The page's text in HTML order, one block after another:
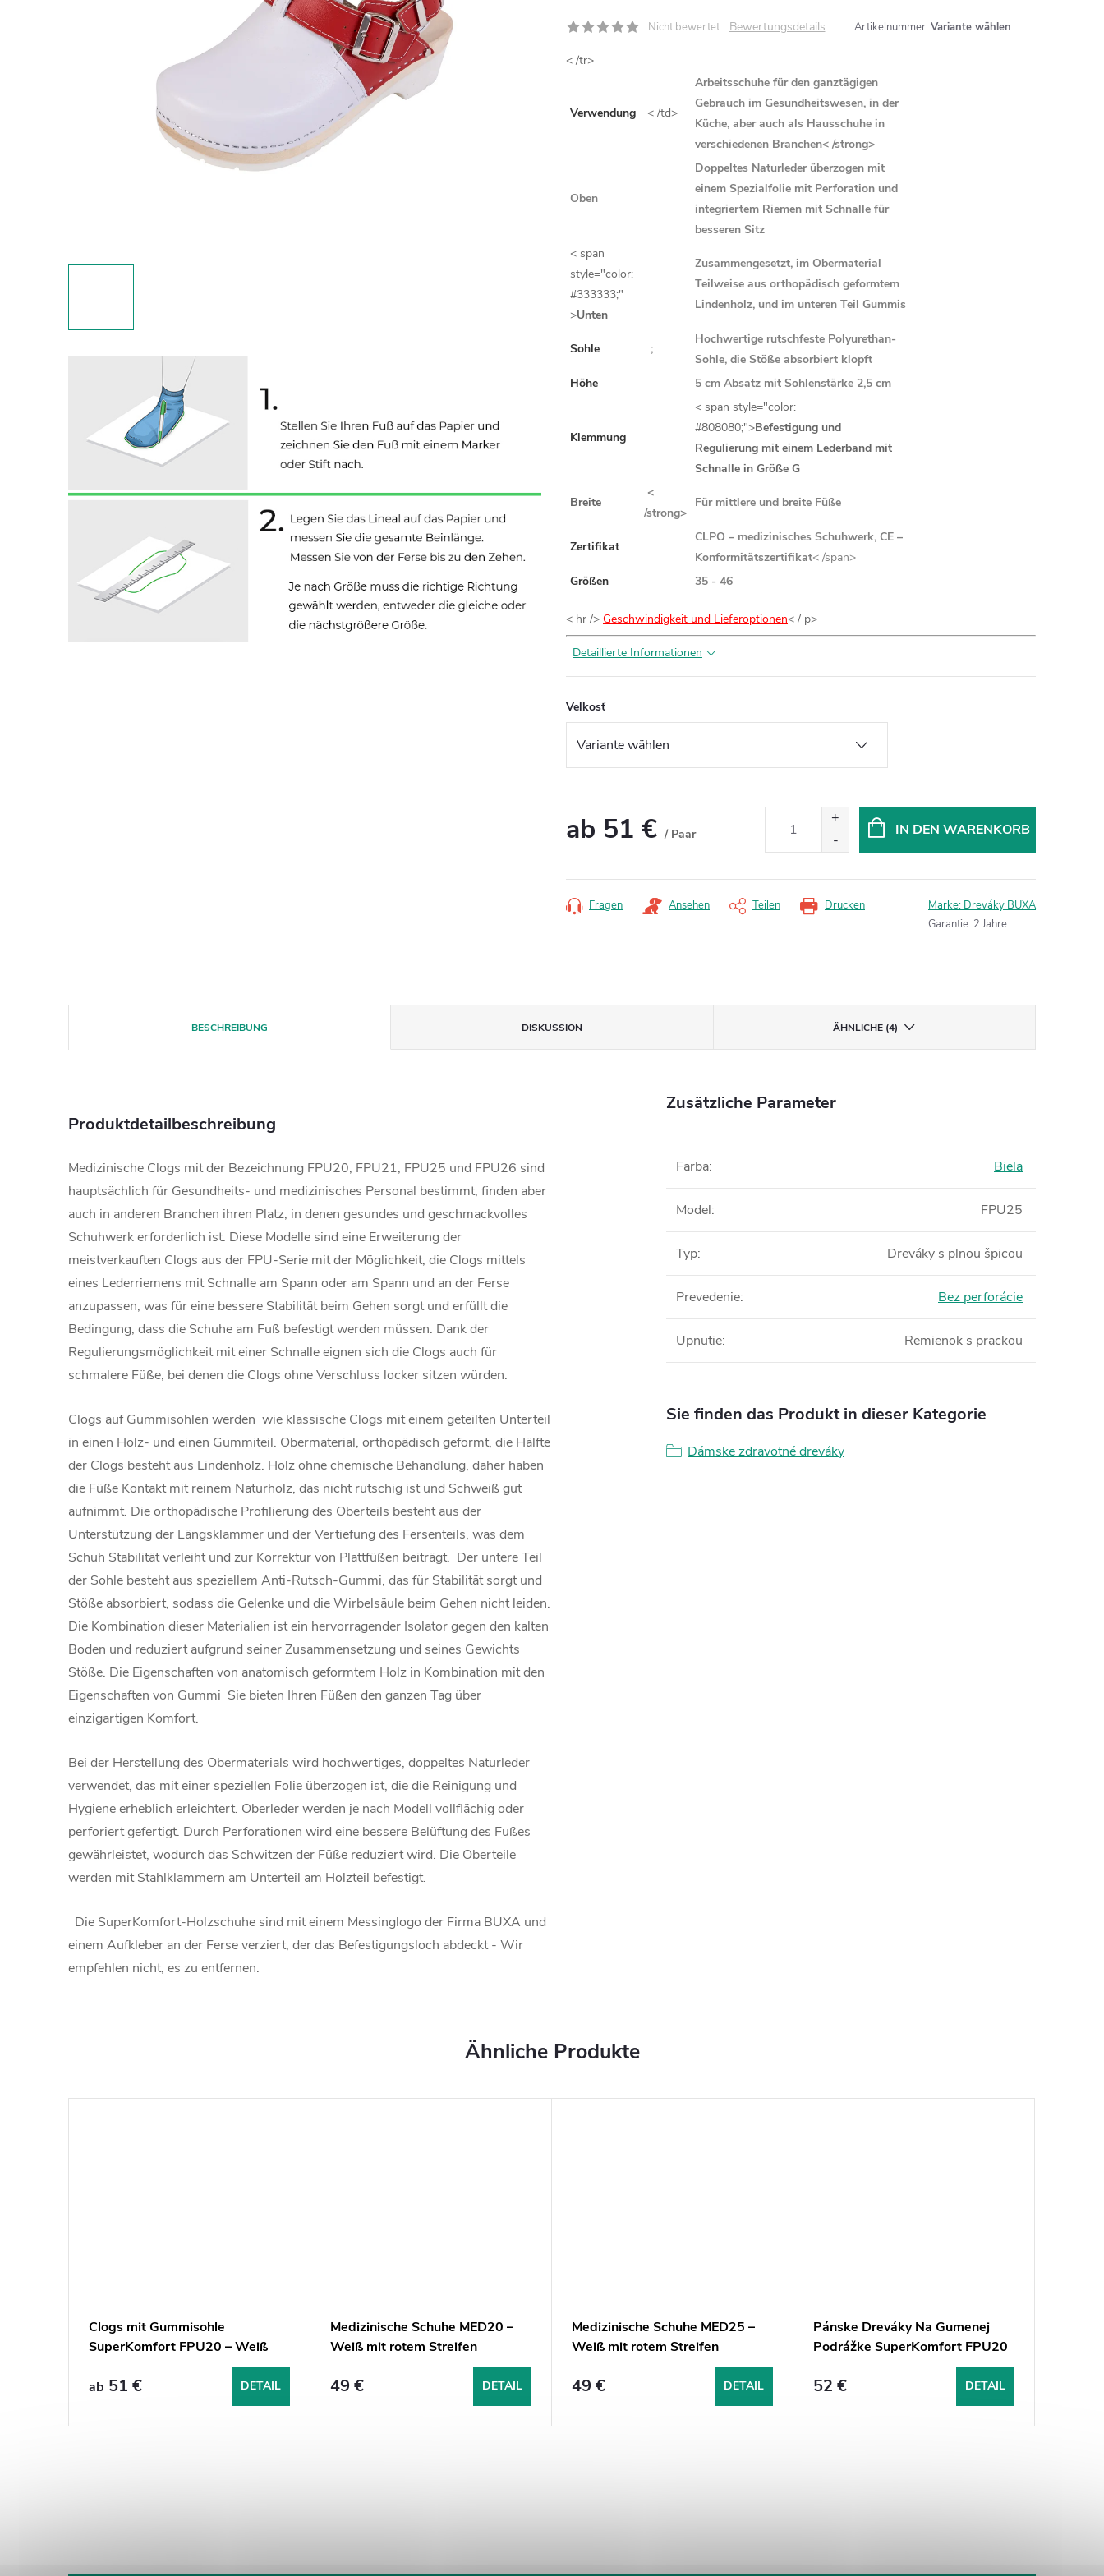
Nicht bewertet Bewertungsdetails Artikelnummer: Variante wählen
< /tr>
Verwendung < /td>
Arbeitsschuhe für den ganztägigen
Gebrauch im Gesundheitswesen, in der
Küche, aber auch als Hausschuhe in
verschiedenen Branchen< /strong>
Oben
Doppeltes Naturleder überzogen mit
einem Spezialfolie mit Perforation und
integriertem Riemen mit Schnalle für
besseren Sitz
< span
style="color:
#333333;"
>Unten
Zusammengesetzt, im Obermaterial
Teilweise aus orthopädisch geformtem
Lindenholz, und im unteren Teil Gummis
Sohle ;
Hochwertige rutschfeste Polyurethan-
Sohle, die Stöße absorbiert klopft
Höhe
5 cm Absatz mit Sohlenstärke 2,5 cm
Klemmung
< span style="color:
#808080;">Befestigung und
Regulierung mit einem Lederband mit
Schnalle in Größe G
Breite
<
/strong>
Für mittlere und breite Füße
Zertifikat
CLPO – medizinisches Schuhwerk, CE –
Konformitätszertifikat< /span>
Größen
35 - 46
< hr /> Geschwindigkeit und Lieferoptionen< / p>
Detaillierte Informationen
Veľkosť
ab 51 € / Paar
IN DEN WARENKORB
Drucken
Fragen Ansehen Teilen Marke: Dreváky BUXA
Garantie: 2 Jahre
BESCHREIBUNG DISKUSSION ÄHNLICHE (4)
Produktdetailbeschreibung
Medizinische Clogs mit der Bezeichnung FPU20, FPU21, FPU25 und FPU26 sind
hauptsächlich für Gesundheits- und medizinisches Personal bestimmt, finden aber
auch in anderen Branchen ihren Platz, in denen gesundes und geschmackvolles
Schuhwerk erforderlich ist. Diese Modelle sind eine Erweiterung der
meistverkauften Clogs aus der FPU-Serie mit der Möglichkeit, die Clogs mittels
eines Lederriemens mit Schnalle am Spann oder am Spann und an der Ferse
anzupassen, was für eine bessere Stabilität beim Gehen sorgt und erfüllt die
Bedingung, dass die Schuhe am Fuß befestigt werden müssen. Dank der
Regulierungsmöglichkeit mit einer Schnalle eignen sich die Clogs auch für
schmalere Füße, bei denen die Clogs ohne Verschluss locker sitzen würden.
Clogs auf Gummisohlen werden wie klassische Clogs mit einem geteilten Unterteil
in einen Holz- und einen Gummiteil. Obermaterial, orthopädisch geformt, die Hälfte
der Clogs besteht aus Lindenholz. Holz ohne chemische Behandlung, daher haben
die Füße Kontakt mit reinem Naturholz, das nicht rutschig ist und Schweiß gut
aufnimmt. Die orthopädische Profilierung des Oberteils besteht aus der
Unterstützung der Längsklammer und der Vertiefung des Fersenteils, was dem
Schuh Stabilität verleiht und zur Korrektur von Plattfüßen beiträgt. Der untere Teil
der Sohle besteht aus speziellem Anti-Rutsch-Gummi, das für Stabilität sorgt und
Stöße absorbiert, sodass die Gelenke und die Wirbelsäule beim Gehen nicht leiden.
Die Kombination dieser Materialien ist ein hervorragender Isolator gegen den kalten
Boden und reduziert aufgrund seiner Zusammensetzung und seines Gewichts
Stöße. Die Eigenschaften von anatomisch geformtem Holz in Kombination mit den
Eigenschaften von Gummi Sie bieten Ihren Füßen den ganzen Tag über
einzigartigen Komfort.
Bei der Herstellung des Obermaterials wird hochwertiges, doppeltes Naturleder
verwendet, das mit einer speziellen Folie überzogen ist, die die Reinigung und
Hygiene erheblich erleichtert. Oberleder werden je nach Modell vollflächig oder
perforiert gefertigt. Durch Perforationen wird eine bessere Belüftung des Fußes
gewährleistet, wodurch das Schwitzen der Füße reduziert wird. Die Oberteile
werden mit Stahlklammern am Unterteil am Holzteil befestigt.
Die SuperKomfort-Holzschuhe sind mit einem Messinglogo der Firma BUXA und
einem Aufkleber an der Ferse verziert, der das Befestigungsloch abdeckt - Wir
empfehlen nicht, es zu entfernen.
Zusätzliche Parameter
Farba: Biela
Model: FPU25
Typ: Dreváky s plnou špicou
Prevedenie: Bez perforácie
Upnutie: Remienok s prackou
Sie finden das Produkt in dieser Kategorie
Dámske zdravotné dreváky
Clogs mit Gummisohle
SuperKomfort FPU20 – Weiß
ab 51 € DETAIL
Medizinische Schuhe MED20 –
Weiß mit rotem Streifen
49 € DETAIL
Medizinische Schuhe MED25 –
Weiß mit rotem Streifen
49 € DETAIL
Pánske Dreváky Na Gumenej
Podrážke SuperKomfort FPU20
- Biela S Červeným Pásikom
52 € DETAIL